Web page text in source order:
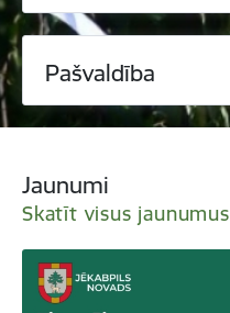
Pašvaldība
Jaunumi
Skatīt visus jaunumus